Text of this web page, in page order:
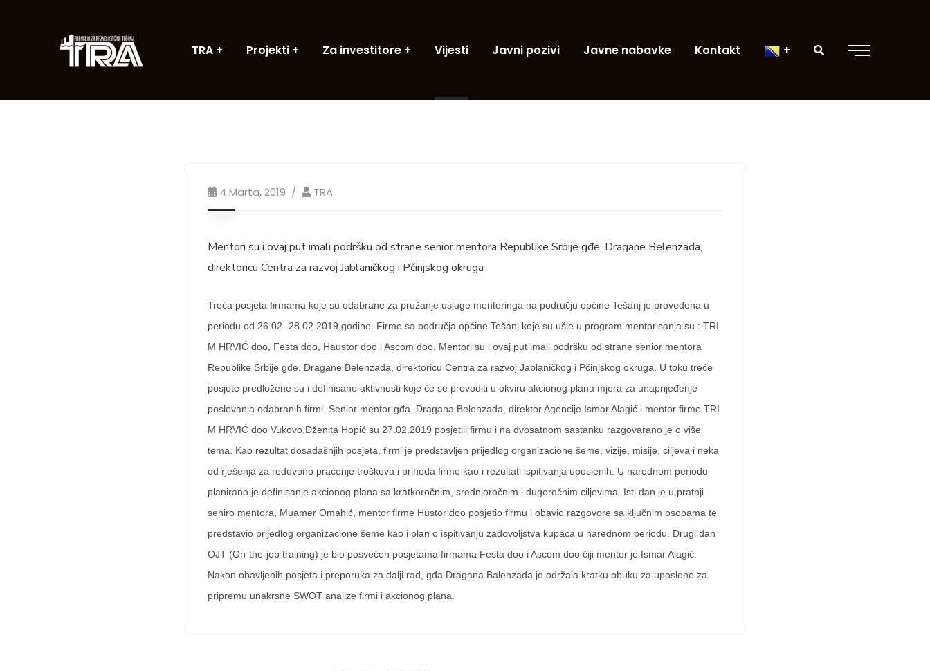
TRA Projekti Za investitore Vijesti Javni pozivi Javne nabavke Kontakt
4 Marta, 2019 TRA
Mentori su i ovaj put imali podršku od strane senior mentora Republike Srbije gđe. Dragane Belenzada,
direktoricu Centra za razvoj Jablaničkog i Pčinjskog okruga
Treća posjeta firmama koje su odabrane za pružanje usluge mentoringa na području općine Tešanj je provedena u
periodu od 26.02.-28.02.2019.godine. Firme sa područja općine Tešanj koje su ušle u program mentorisanja su : TRI
M HRVIĆ doo, Festa doo, Haustor doo i Ascom doo. Mentori su i ovaj put imali podršku od strane senior mentora
Republike Srbije gđe. Dragane Belenzada, direktoricu Centra za razvoj Jablaničkog i Pčinjskog okruga. U toku treće
posjete predložene su i definisane aktivnosti koje će se provoditi u okviru akcionog plana mjera za unaprijeđenje
poslovanja odabranih firmi. Senior mentor gđa. Dragana Belenzada, direktor Agencije Ismar Alagić i mentor firme TRI
M HRVIĆ doo Vukovo,Dženita Hopić su 27.02.2019 posjetili firmu i na dvosatnom sastanku razgovarano je o više
tema. Kao rezultat dosadašnjih posjeta, firmi je predstavljen prijedlog organizacione šeme, vizije, misije, ciljeva i neka
od rješenja za redovono praćenje troškova i prihoda firme kao i rezultati ispitivanja uposlenih. U narednom periodu
planirano je definisanje akcionog plana sa kratkoročnim, srednjoročnim i dugoročnim ciljevima. Isti dan je u pratnji
seniro mentora, Muamer Omahić, mentor firme Hustor doo posjetio firmu i obavio razgovore sa ključnim osobama te
predstavio prijedlog organizacione šeme kao i plan o ispitivanju zadovoljstva kupaca u narednom periodu. Drugi dan
OJT (On-the-job training) je bio posvećen posjetama firmama Festa doo i Ascom doo čiji mentor je Ismar Alagić.
Nakon obavljenih posjeta i preporuka za dalji rad, gđa Dragana Balenzada je održala kratku obuku za uposlene za
pripremu unakrsne SWOT analize firmi i akcionog plana.